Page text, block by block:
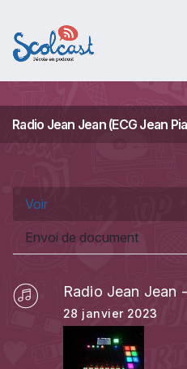
Radio Jean Jean (ECG Jean
Onglets
Voir
Envoi de document
Radio Jean Jean
28 janvier 2023